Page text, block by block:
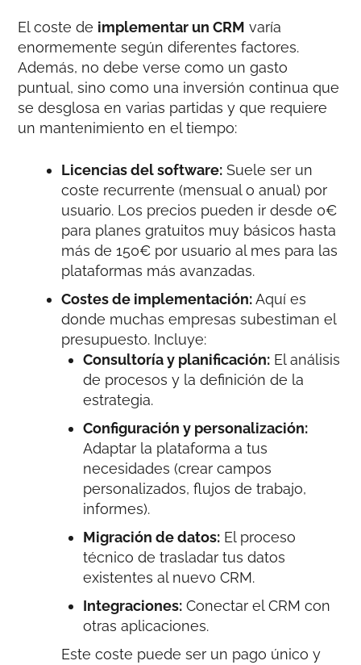
El coste de implementar un CRM varía
enormemente según diferentes factores.
Además, no debe verse como un gasto
puntual, sino como una inversión continua que
se desglosa en varias partidas y que requiere
un mantenimiento en el tiempo:
Licencias del software: Suele ser un
coste recurrente (mensual o anual) por
usuario. Los precios pueden ir desde 0€
para planes gratuitos muy básicos hasta
más de 150€ por usuario al mes para las
plataformas más avanzadas.
Costes de implementación:Aquí es
donde muchas empresas subestiman el
presupuesto. Incluye:
Consultoría y planificación: El análisis
de procesos y la definición de la
estrategia.
Configuración y personalización:
Adaptar la plataforma a tus
necesidades (crear campos
personalizados, flujos de trabajo,
informes).
Migración de datos: El proceso
técnico de trasladar tus datos
existentes al nuevo CRM.
Integraciones: Conectar el CRM con
otras aplicaciones.
Este coste puede ser un pago único y